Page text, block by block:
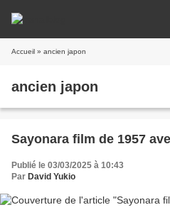
Accueil » ancien japon
ancien japon
Sayonara film de 1957
Publié le 03/03/2025 à 10:43
Par David Yukio